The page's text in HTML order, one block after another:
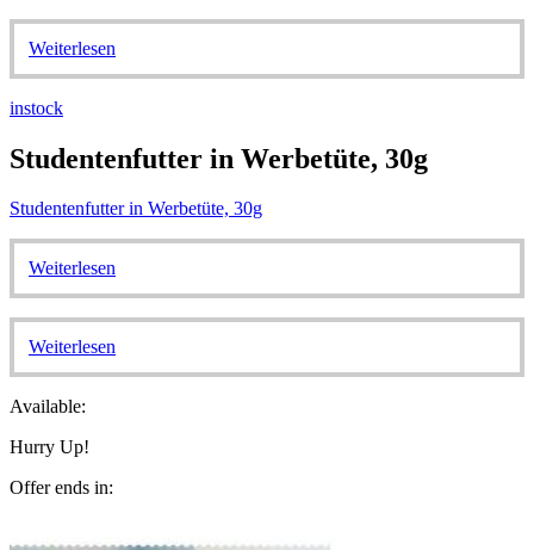
Weiterlesen
instock
Studentenfutter in Werbetüte, 30g
Studentenfutter in Werbetüte, 30g
Weiterlesen
Weiterlesen
Available:
Hurry Up!
Offer ends in: